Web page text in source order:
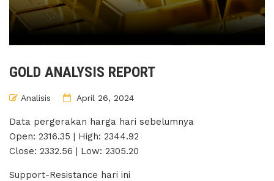
GOLD ANALYSIS REPORT
Analisis April 26, 2024
Data pergerakan harga hari sebelumnya
Open: 2316.35 | High: 2344.92
Close: 2332.56 | Low: 2305.20
Support-Resistance hari ini